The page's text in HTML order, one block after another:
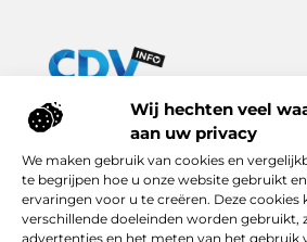
Wij hechten veel
aan uw privacy
We maken gebruik van cookies en
te begrijpen hoe u onze website gebruikt
ervaringen voor u te creëren. Deze cookies
verschillende doeleinden worden gebruikt,
advertenties en het meten van het gebruik
Van praktische tips tot inspirerende
Ontdek een breed scala aan blogs en
leven verrijken, van handige adviezen
Bericht categorie